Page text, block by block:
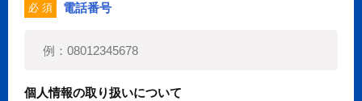
必 須 電話番号
個人情報の取り扱いについて